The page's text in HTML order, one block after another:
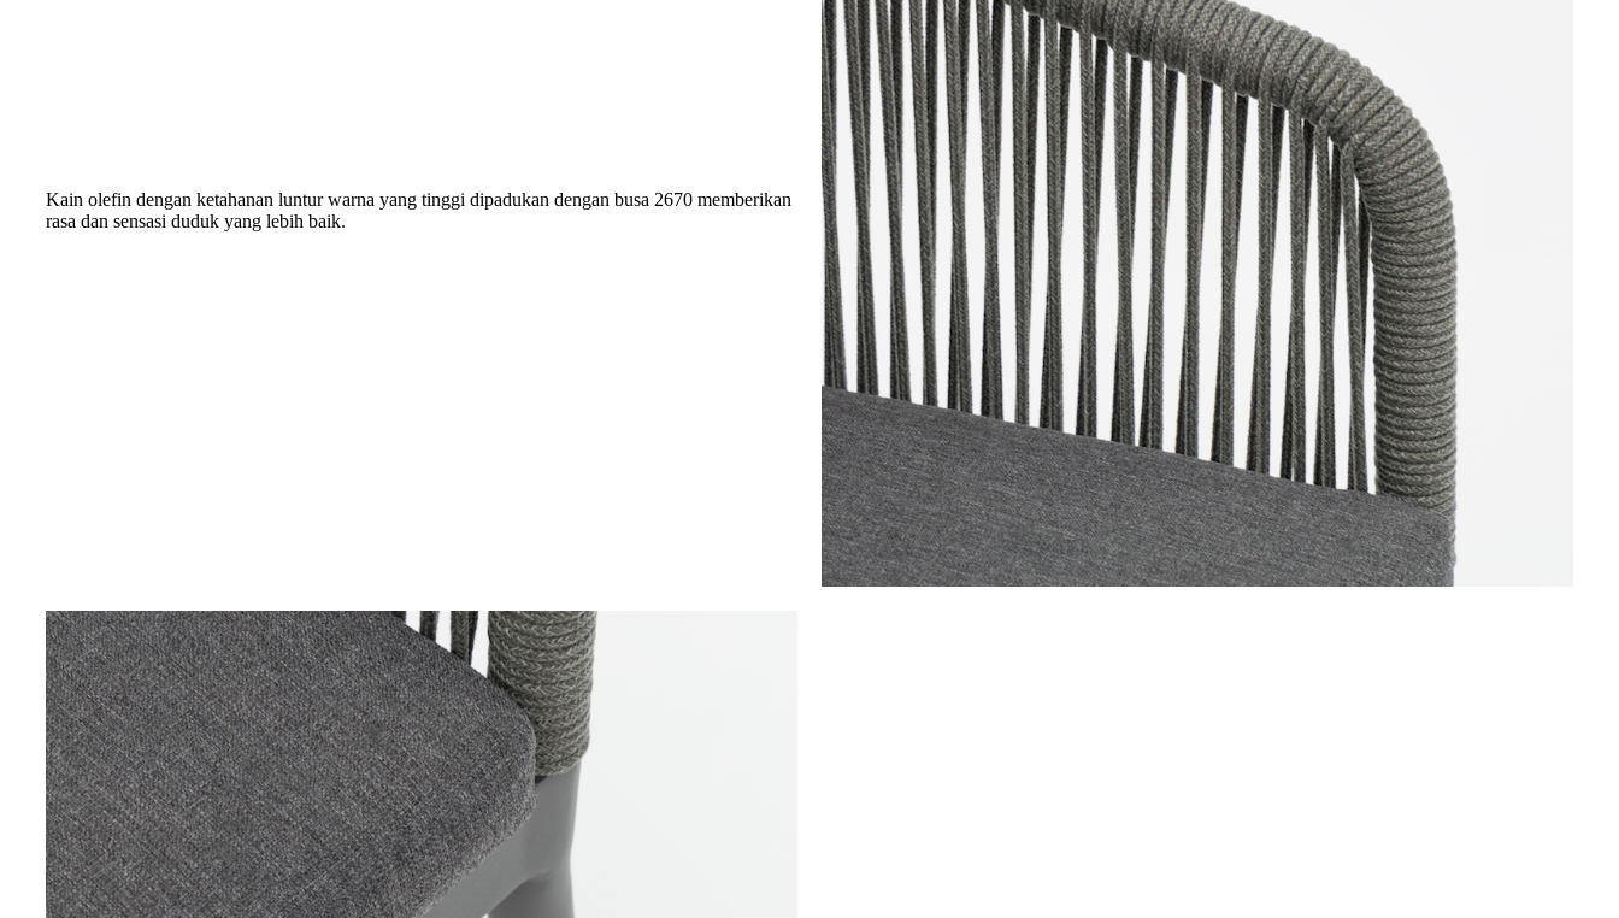
Kain olefin dengan ketahanan luntur warna yang tinggi dipadukan dengan busa 2670 memberikan
rasa dan sensasi duduk yang lebih baik.